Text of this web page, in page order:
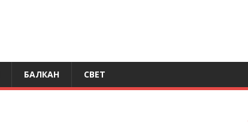
БАЛКАН СВЕТ